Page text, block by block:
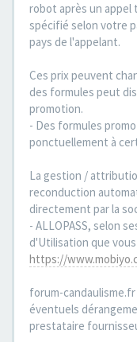
robot après un appel
spécifié selon votre
pays de l'appelant.
Ces prix peuvent
des formules peut
promotion.
- Des formules
ponctuellement à
La gestion /
reconduction
directement par la
- ALLOPASS, selon
d'Utilisation que
https://
forum-
éventuels
prestataire